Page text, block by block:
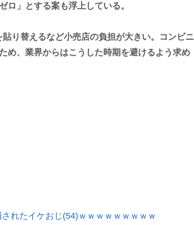
ロ」とする案も浮上している。
り替えるなど小売店の負担が大きい。コンビニ
め、業界からはこうした時期を避けるよう求め
れたイケおじ(54)ｗｗｗｗｗｗｗｗｗ